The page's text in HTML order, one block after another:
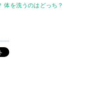
体を洗うのはどっち？